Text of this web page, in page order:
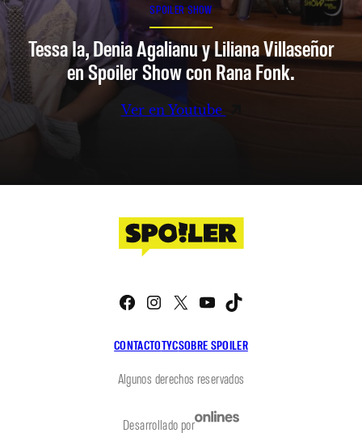
SPOILER SHOW
Tessa Ia, Denia Agalianu y Liliana Villaseñor
en Spoiler Show con Rana Fonk.
Ver en Youtube
CONTACTOTYCSOBRE SPOILER
Facebook
Instagram
X YouTube
Algunos derechos reservados
Desarrollado por